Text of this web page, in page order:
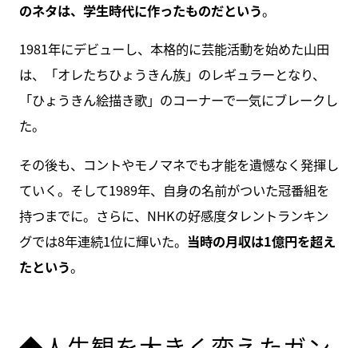
のネタは、学生時代に作ったものだという。
1981年にデビューし、本格的に芸能活動を始めた山田
は、「オレたちひょうきん族」のレギュラーとなり、
「ひょうきん絵描き歌」のコーナーで一気にブレークし
た。
その後も、コントやモノマネでも才能を遺憾なく発揮し
ていく。そして1989年、自身の名前がついた冠番組を
持つまでに。さらに、NHKの好感度タレントランキン
グでは8年連続1位に輝いた。 当時の月収は1億円を超え
たという。